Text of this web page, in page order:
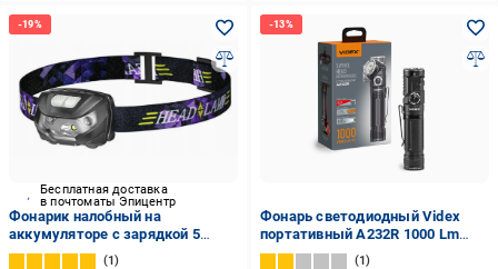
Бесплатная доставка
в почтоматы Эпицентр
Фонарик налобный на
аккумуляторе с зарядкой 5
режимов (959)
1
Фонарь светодиодный Videx
портативный A232R 1000 Lm
5000K (24638690)
1